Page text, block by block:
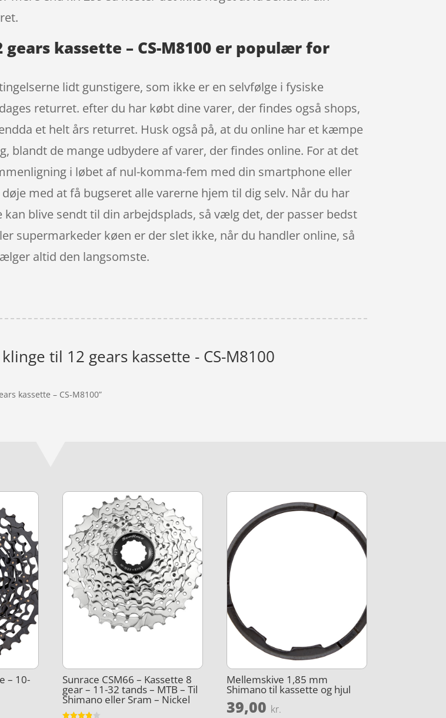
kassette – CS-M8100 er populær for
lidt gunstigere, som ikke er en selvfølge i fysiske
returret. efter du har købt dine varer, der findes også shops,
et helt års returret. Husk også på, at du online har et kæmpe
blandt de mange udbydere af varer, der findes online. For at det
i løbet af nul-komma-fem med din smartphone eller
med at få bugseret alle varerne hjem til dig selv. Når du har
blive sendt til din arbejdsplads, så vælg det, der passer bedst
supermarkeder køen er der slet ikke, når du handler online, så
altid den langsomste.
til 12 gears kassette - CS-M8100
kassette – CS-M8100”
– 10- Sunrace CSM66 – Kassette 8
gear – 11-32 tands – MTB – Til
Shimano eller Sram – Nickel
Mellemskive 1,85 mm
Shimano til kassette og hjul
39,00 kr.